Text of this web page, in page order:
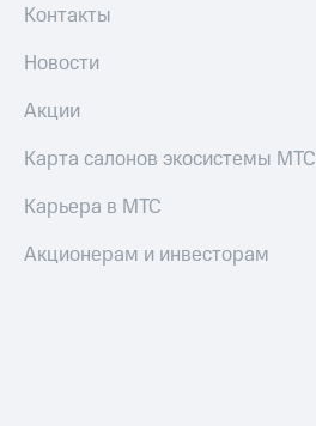
Контакты
Новости
Акции
Карта салонов экосистемы МТС
Карьера в МТС
Акционерам и инвесторам